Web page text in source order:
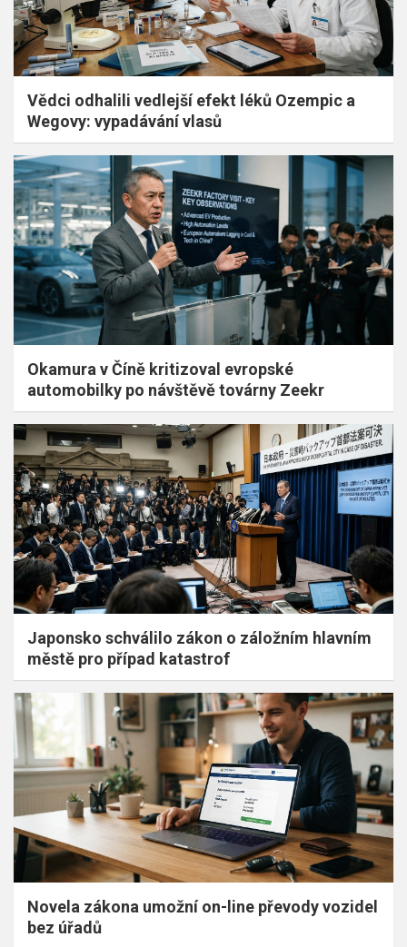
Vědci odhalili vedlejší efekt léků Ozempic a
Wegovy: vypadávání vlasů
Okamura v Číně kritizoval evropské
automobilky po návštěvě továrny Zeekr
Japonsko schválilo zákon o záložním hlavním
městě pro případ katastrof
Novela zákona umožní on-line převody vozidel
bez úřadů